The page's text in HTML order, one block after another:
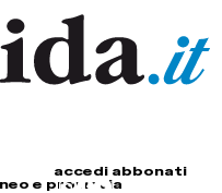
accedi abbonati
e provincia